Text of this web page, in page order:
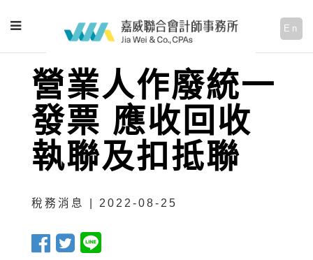
En
營業人作廢統一
發票 應收回收
執聯及扣抵聯
稅務消息 | 2022-08-25